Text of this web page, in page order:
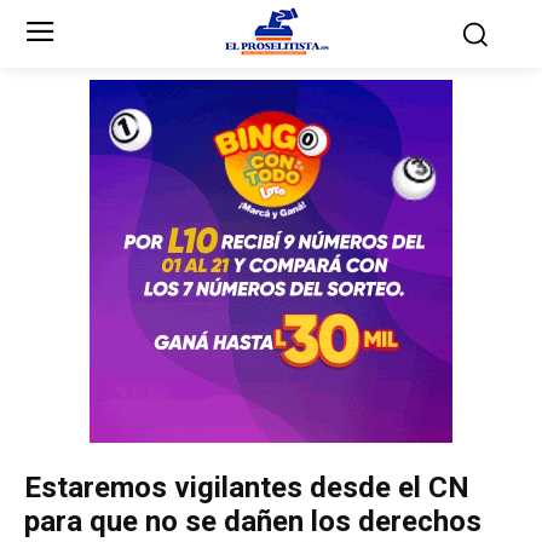
Partidos Políticos
Partido Liberal
Unificación Democrática
Anticorrupción
Partidos Políticos
Partido Liberal
Unificación Democrática
Anticorrupción
Estaremos vigilantes desde el CN
para que no se dañen los derechos